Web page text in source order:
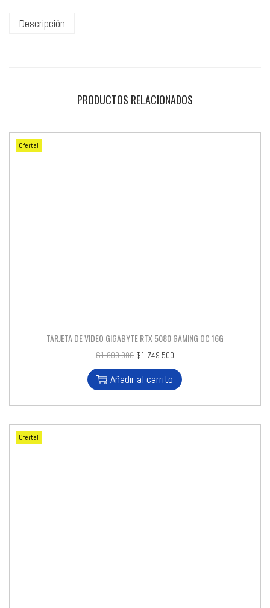
Descripción
PRODUCTOS RELACIONADOS
Oferta!
TARJETA DE VIDEO GIGABYTE RTX 5080 GAMING OC 16G
$1.899.990 $1.749.500
Añadir al carrito
Oferta!